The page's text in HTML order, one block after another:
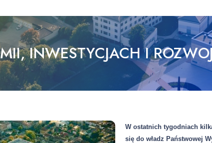
INWESTYCJACH I
W ostatnich tygodniach
się do władz Państwowej